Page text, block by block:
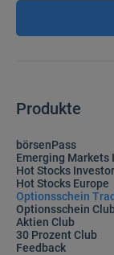
Produkte
börsenPass
Emerging Markets
Hot Stocks Investor
Hot Stocks Europe
Optionsschein
Optionsschein
Aktien Club
30 Prozent Club
Feedback